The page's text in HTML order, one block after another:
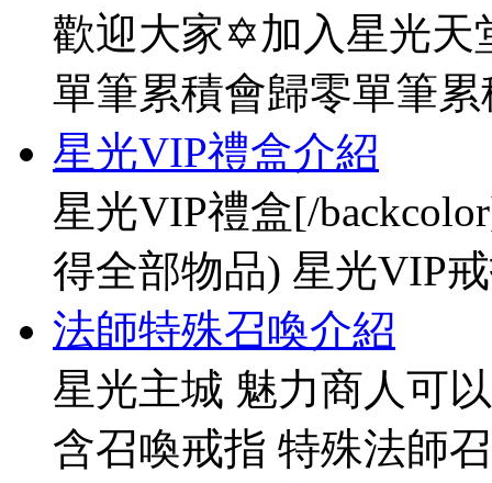
歡迎大家✡加入星光天
單筆累積會歸零單筆
星光VIP禮盒介紹
星光VIP禮盒[/
得全部物品) 星光VIP
法師特殊召喚介紹
星光主城 魅力商人可
含召喚戒指 特殊法師